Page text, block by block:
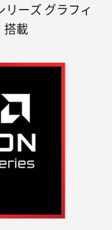
ーズ グラフィ
搭載